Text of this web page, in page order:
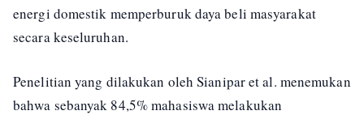
energi domestik memperburuk daya beli masyarakat
secara keseluruhan.
Penelitian yang dilakukan oleh Sianipar et al. menemukan
bahwa sebanyak 84,5% mahasiswa melakukan